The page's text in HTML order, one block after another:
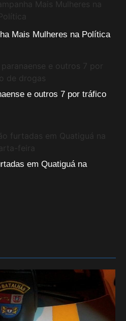
Mais Mulheres na Política
e outros 7 por tráfico
em Quatiguá na